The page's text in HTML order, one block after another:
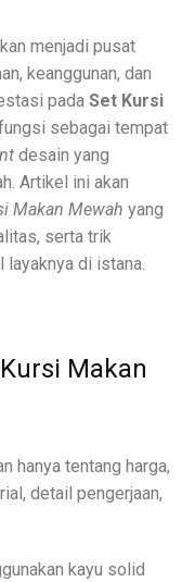
menjadi pusat
keanggunan, dan
pada Set Kursi
sebagai tempat
desain yang
Artikel ini akan
Makan Mewah yang
serta trik
layaknya di istana.
Makan
hanya tentang harga,
detail pengerjaan,
kayu solid